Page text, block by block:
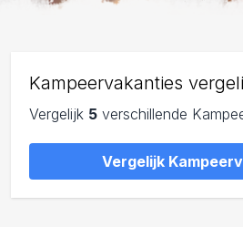
Kampeervakanties
Vergelijk 5 verschillende
Vergelijk